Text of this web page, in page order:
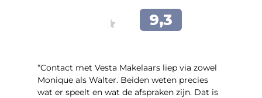
“Contact met Vesta Makelaars liep via zowel
Monique als Walter. Beiden weten precies
wat er speelt en wat de afspraken zijn. Dat is